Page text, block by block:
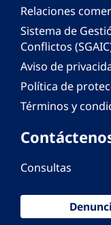
Relaciones
Sistema de
Conflictos
Aviso de
Política de
Términos y
Consultas